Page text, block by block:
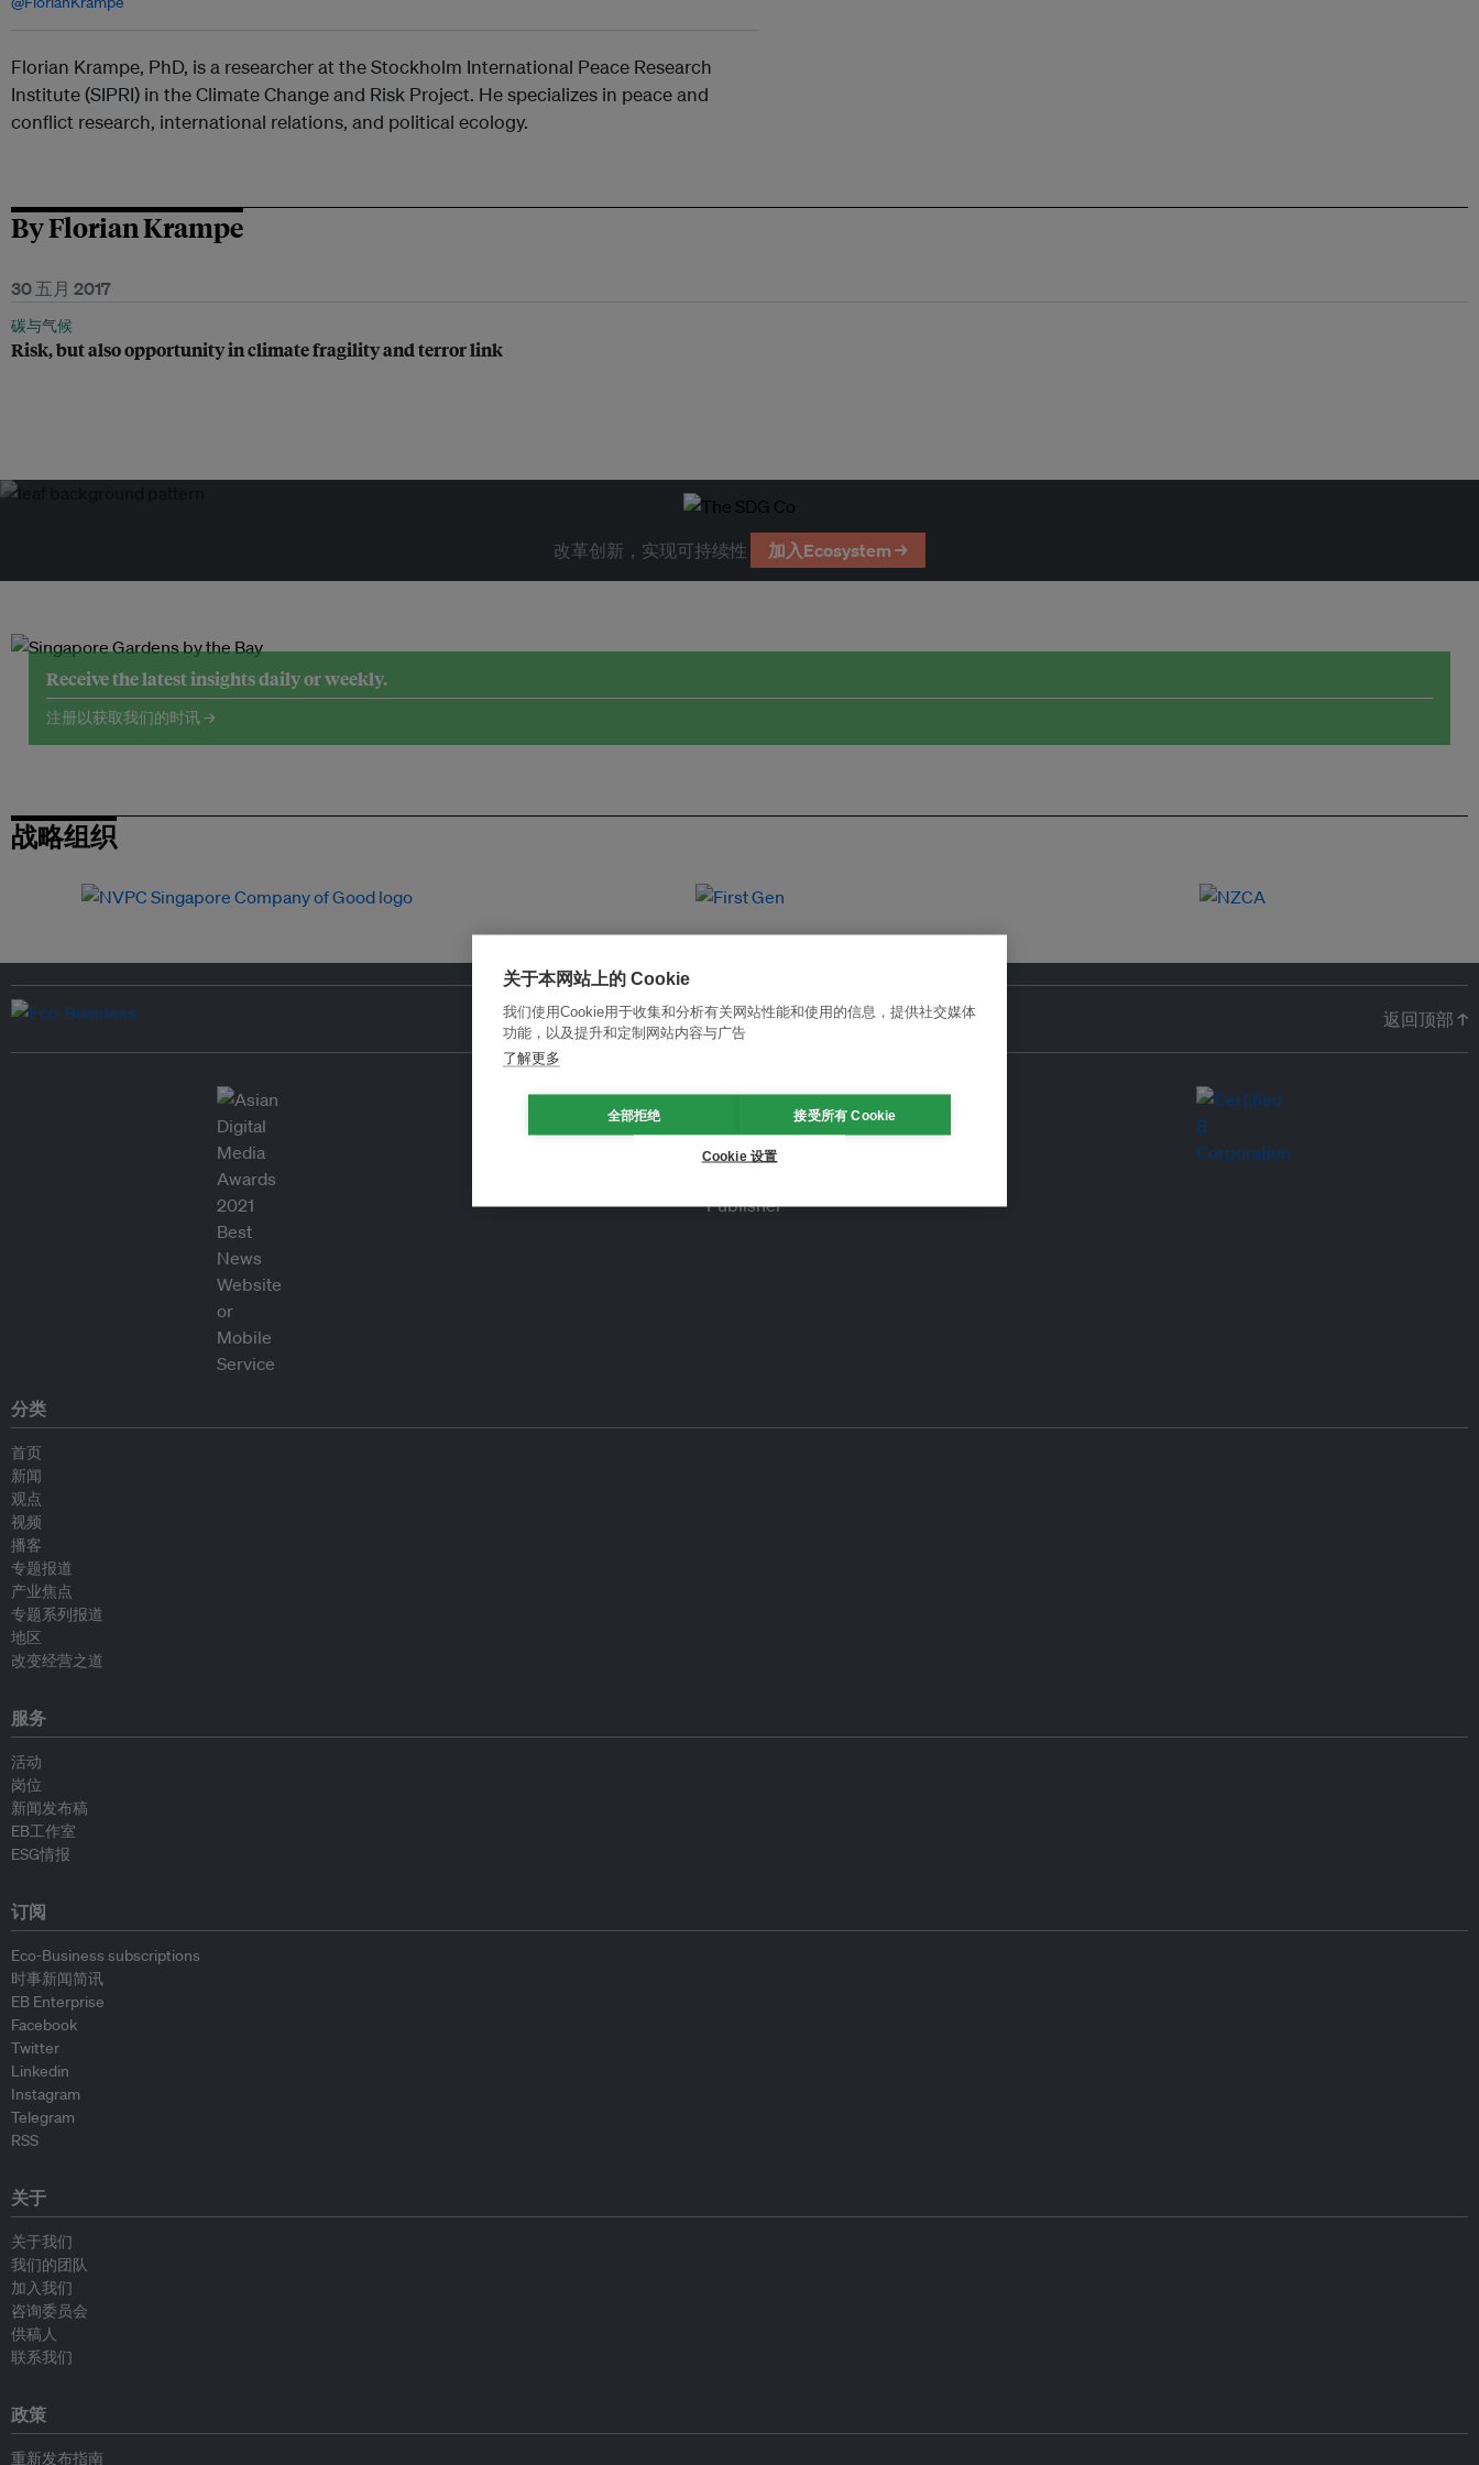
Florian Krampe, PhD, is a researcher at the Stockholm International Peace Research
Institute (SIPRI) in the Climate Change and Risk Project. He specializes in peace and
conflict research, international relations, and political ecology.
By Florian Krampe
30 五月 2017
碳与气候
Risk, but also opportunity in climate fragility and terror link
改革创新，实现可持续性 加入Ecosystem →
Receive the latest insights daily or weekly.
注册以获取我们的时讯 →
战略组织
返回顶部 ↑
分类
首页
新闻
观点
视频
播客
专题报道
产业焦点
专题系列报道
地区
改变经营之道
服务
活动
岗位
新闻发布稿
EB工作室
ESG情报
订阅
Eco-Business subscriptions
时事新闻简讯
EB Enterprise
Facebook
Twitter
Linkedin
Instagram
Telegram
RSS
关于
关于我们
我们的团队
加入我们
咨询委员会
供稿人
联系我们
政策
重新发布指南
关于本网站上的 Cookie
我们使用Cookie用于收集和分析有关网站性能和使用的信息，提供社交媒体
功能，以及提升和定制网站内容与广告
了解更多
全部拒绝 接受所有 Cookie
Cookie 设置